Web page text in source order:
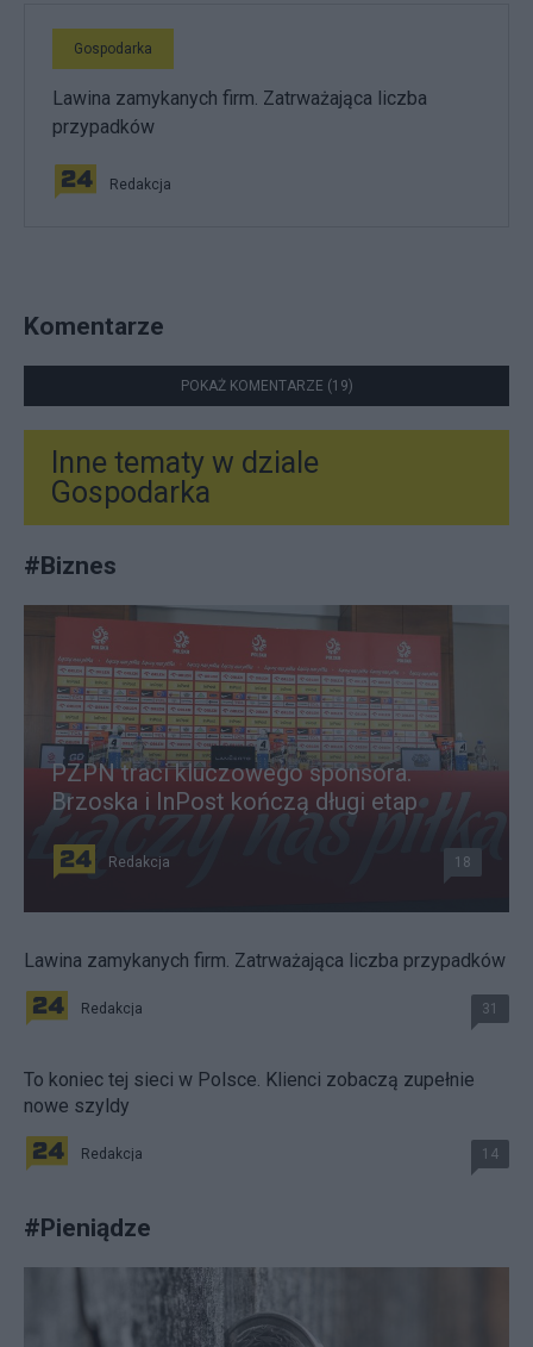
Gospodarka
Lawina zamykanych firm. Zatrważająca liczba
przypadków
Redakcja
Komentarze
POKAŻ KOMENTARZE (19)
Inne tematy w dziale
Gospodarka
#Biznes
PZPN traci kluczowego sponsora.
Brzoska i InPost kończą długi etap
Redakcja 18
Lawina zamykanych firm. Zatrważająca liczba przypadków
Redakcja 31
To koniec tej sieci w Polsce. Klienci zobaczą zupełnie
nowe szyldy
Redakcja 14
#Pieniądze